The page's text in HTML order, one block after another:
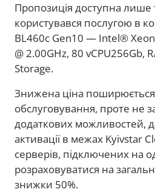
Пропозиція доступна лише
користувався послугою в
BL460c Gen10 — Intel®
@ 2.00GHz, 80 vCPU256Gb,
Storage.
Знижена ціна поширюється
обслуговування, проте не
додаткових можливостей,
активації в межах Kyivstar
серверів, підключених на
розраховуватися на
знижки 50%.